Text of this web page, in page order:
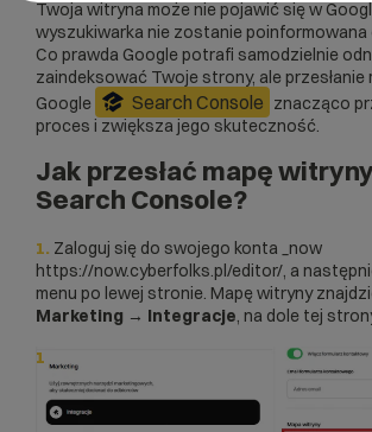
Twoja witryna może nie pojawić się w
wyszukiwarka nie zostanie poinformowana
Co prawda Google potrafi samodzielnie
zaindeksować Twoje strony, ale przesłanie
Google
Search Console znacząco
proces i zwiększa jego skuteczność.
Jak przesłać mapę
Search Console?
1. Zaloguj się do swojego konta _now
https://now.cyberfolks.pl/editor/, a
menu po lewej stronie. Mapę witryny
Marketing → Integracje, na dole tej